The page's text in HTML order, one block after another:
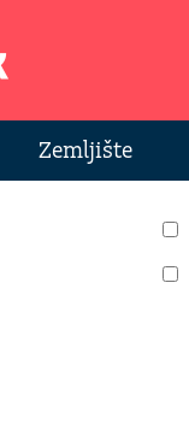
Zemljište